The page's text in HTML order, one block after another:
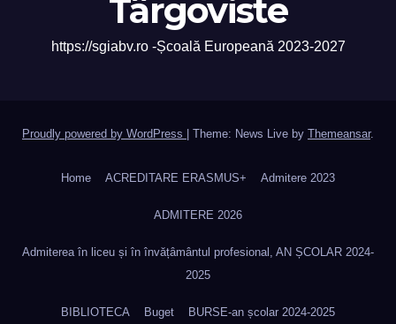
Târgoviste
https://sgiabv.ro -Școală Europeană 2023-2027
Proudly powered by WordPress Theme: News Live by Themeansar.
Home ACREDITARE ERASMUS+ Admitere 2023
ADMITERE 2026
Admiterea în liceu și în învățâmântul profesional, AN ȘCOLAR 2024-
2025
BIBLIOTECA Buget BURSE-an școlar 2024-2025